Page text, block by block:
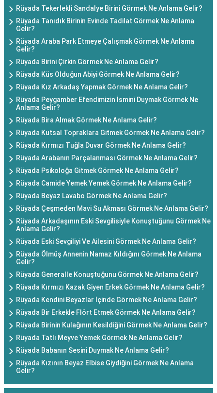
Rüyada Tekerlekli Sandalye Birini Görmek Ne Anlama Gelir?
Rüyada Tanıdık Birinin Evinde Tadilat Görmek Ne Anlama
Gelir?
Rüyada Araba Park Etmeye Çalışmak Görmek Ne Anlama
Gelir?
Rüyada Birini Çirkin Görmek Ne Anlama Gelir?
Rüyada Küs Olduğun Abiyi Görmek Ne Anlama Gelir?
Rüyada Kız Arkadaş Yapmak Görmek Ne Anlama Gelir?
Rüyada Peygamber Efendimizin İsmini Duymak Görmek Ne
Anlama Gelir?
Rüyada Bira Almak Görmek Ne Anlama Gelir?
Rüyada Kutsal Topraklara Gitmek Görmek Ne Anlama Gelir?
Rüyada Kırmızı Tuğla Duvar Görmek Ne Anlama Gelir?
Rüyada Arabanın Parçalanması Görmek Ne Anlama Gelir?
Rüyada Psikoloğa Gitmek Görmek Ne Anlama Gelir?
Rüyada Camide Yemek Yemek Görmek Ne Anlama Gelir?
Rüyada Beyaz Lavabo Görmek Ne Anlama Gelir?
Rüyada Çeşmeden Mavi Su Akması Görmek Ne Anlama Gelir?
Rüyada Arkadaşının Eski Sevgilisiyle Konuştuğunu Görmek Ne
Anlama Gelir?
Rüyada Eski Sevgiliyi Ve Ailesini Görmek Ne Anlama Gelir?
Rüyada Ölmüş Annenin Namaz Kıldığını Görmek Ne Anlama
Gelir?
Rüyada Generalle Konuştuğunu Görmek Ne Anlama Gelir?
Rüyada Kırmızı Kazak Giyen Erkek Görmek Ne Anlama Gelir?
Rüyada Kendini Beyazlar İçinde Görmek Ne Anlama Gelir?
Rüyada Bir Erkekle Flört Etmek Görmek Ne Anlama Gelir?
Rüyada Birinin Kulağının Kesildiğini Görmek Ne Anlama Gelir?
Rüyada Tatlı Meyve Yemek Görmek Ne Anlama Gelir?
Rüyada Babanın Sesini Duymak Ne Anlama Gelir?
Rüyada Kızının Beyaz Elbise Giydiğini Görmek Ne Anlama
Gelir?